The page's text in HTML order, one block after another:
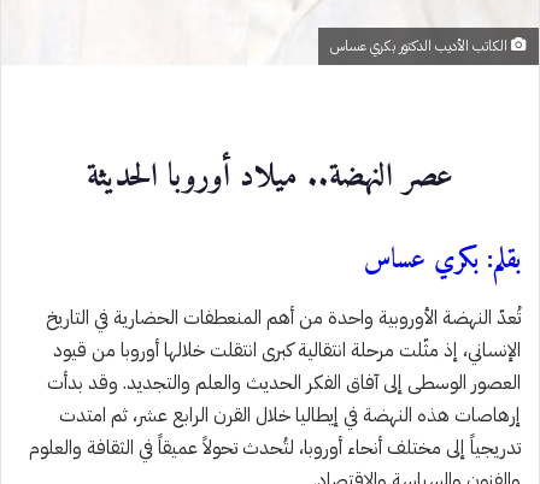
الكاتب الأديب الدكتور بكري عساس
عصر النهضة.. ميلاد أوروبا الحديثة
بقلم: بكري عساس
تُعدّ النهضة الأوروبية واحدة من أهم المنعطفات الحضارية في التاريخ
الإنساني، إذ مثّلت مرحلة انتقالية كبرى انتقلت خلالها أوروبا من قيود
العصور الوسطى إلى آفاق الفكر الحديث والعلم والتجديد. وقد بدأت
إرهاصات هذه النهضة في إيطاليا خلال القرن الرابع عشر، ثم امتدت
تدريجياً إلى مختلف أنحاء أوروبا، لتُحدث تحولاً عميقاً في الثقافة والعلوم